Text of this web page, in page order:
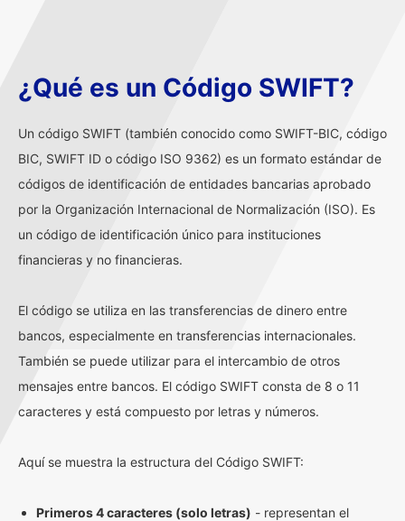
¿Qué es un Código SWIFT?
Un código SWIFT (también conocido como SWIFT-BIC, código
BIC, SWIFT ID o código ISO 9362) es un formato estándar de
códigos de identificación de entidades bancarias aprobado
por la Organización Internacional de Normalización (ISO). Es
un código de identificación único para instituciones
financieras y no financieras.
El código se utiliza en las transferencias de dinero entre
bancos, especialmente en transferencias internacionales.
También se puede utilizar para el intercambio de otros
mensajes entre bancos. El código SWIFT consta de 8 o 11
caracteres y está compuesto por letras y números.
Aquí se muestra la estructura del Código SWIFT:
Primeros 4 caracteres (solo letras) - representan el